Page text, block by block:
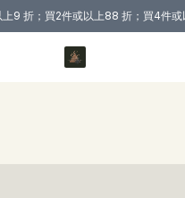
上9 折；買2件或以上88 折；買4件
運費優惠！（適用於 本地送貨、本地